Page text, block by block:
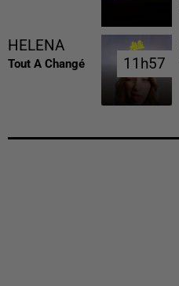
HELENA
Tout A Changé 11h57
11h57